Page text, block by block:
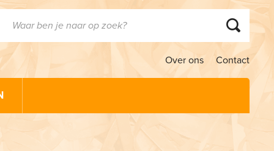
Over ons Contact